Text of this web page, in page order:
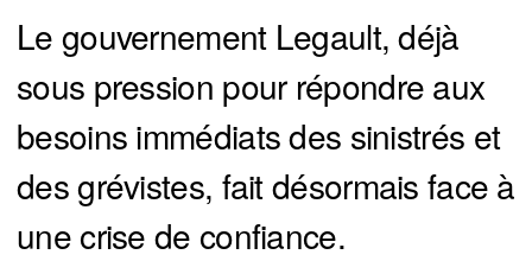
Le gouvernement Legault, déjà
sous pression pour répondre aux
besoins immédiats des sinistrés et
des grévistes, fait désormais face à
une crise de confiance.